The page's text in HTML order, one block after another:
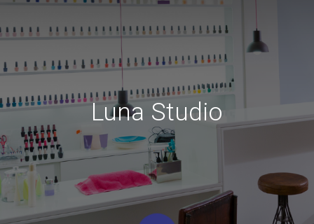
Luna Studio